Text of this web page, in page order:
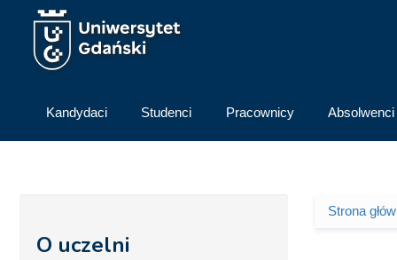
Przejdź do treści
Kandydaci Studenci Pracownicy Absolwenci
O uczelni
Strona